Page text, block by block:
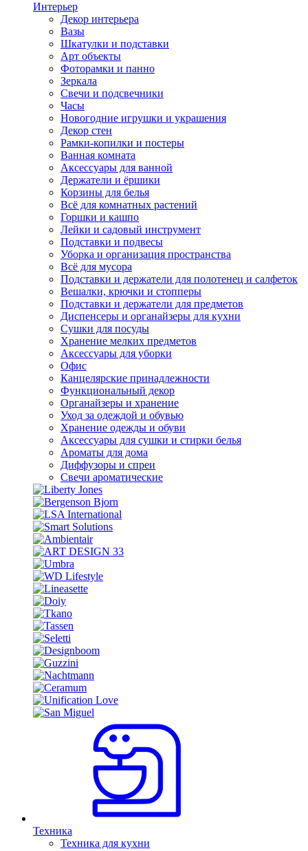
Интерьер
Декор интерьера
Вазы
Шкатулки и подставки
Арт объекты
Фоторамки и панно
Зеркала
Свечи и подсвечники
Часы
Новогодние игрушки и украшения
Декор стен
Рамки-копилки и постеры
Ванная комната
Аксессуары для ванной
Держатели и ёршики
Корзины для белья
Всё для комнатных растений
Горшки и кашпо
Лейки и садовый инструмент
Подставки и подвесы
Уборка и организация пространства
Всё для мусора
Подставки и держатели для полотенец и салфеток
Вешалки, крючки и стопперы
Подставки и держатели для предметов
Диспенсеры и органайзеры для кухни
Сушки для посуды
Хранение мелких предметов
Аксессуары для уборки
Офис
Канцелярские принадлежности
Функциональный декор
Органайзеры и хранение
Уход за одеждой и обувью
Хранение одежды и обуви
Аксессуары для сушки и стирки белья
Ароматы для дома
Диффузоры и спреи
Свечи ароматические
Техника
Техника для кухни